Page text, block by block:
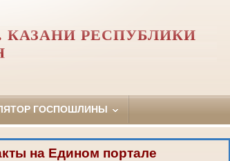
РЕСПУБЛИКИ
ГОСПОШЛИНЫ
на Едином портале